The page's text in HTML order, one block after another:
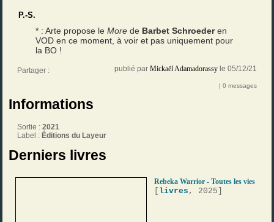
P.-S.
* : Arte propose leMorede Barbet Schroederen
VOD en ce moment, à voir et pas uniquement pour
la BO !
Partager : publié par Mickaël Adamadorassy le 05/12/21
| 0 messages
Informations
Sortie :2021
Label : Éditions du Layeur
Derniers livres
Rebeka Warrior - Toutes les vies
livres , 2025]